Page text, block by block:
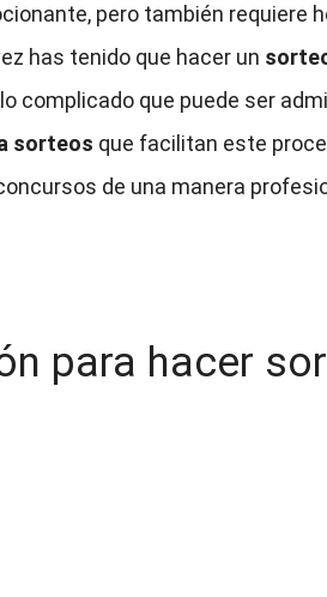
pero también requiere
has tenido que hacer un
complicado que puede ser
sorteos que facilitan este
de una manera
para hacer